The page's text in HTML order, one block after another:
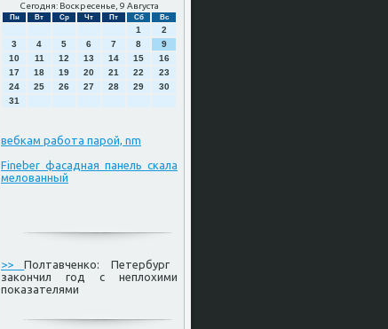
Сегодня: Воскресенье, 9 Августа
Пн Вт Ср Чт Пт Сб Вс
1
2
3
4 5 6 7 8
9
10
11 12 13 14 15
16
17
18 19 20 21 22
23
24
25 26 27 28 29
30
31
вебкам работа парой, nm
Fineber фасадная панель скала
мелованный
>>Полтавченко: Петербург
закончил год с неплохими
показателями